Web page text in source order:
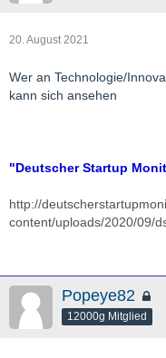
20. August 2021
Wer an Technologie/
kann sich ansehen
"Deutscher Startup
http://
content/uploads/2020/09/
Popeye82
12000g Mitglied